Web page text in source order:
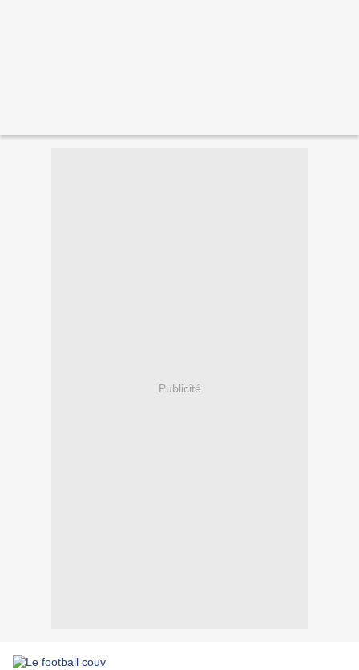
Publicité